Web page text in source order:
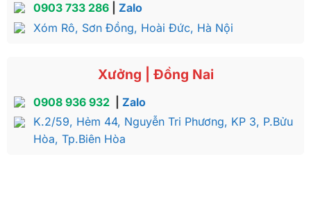
0903 733 286| Zalo
Xóm Rô, Sơn Đồng, Hoài Đức, Hà Nội
Xưởng | Đồng Nai
0908 936 932
Zalo
K.2/59, Hẻm 44, Nguyễn Tri Phương, KP 3, P.Bửu
Hòa, Tp.Biên Hòa